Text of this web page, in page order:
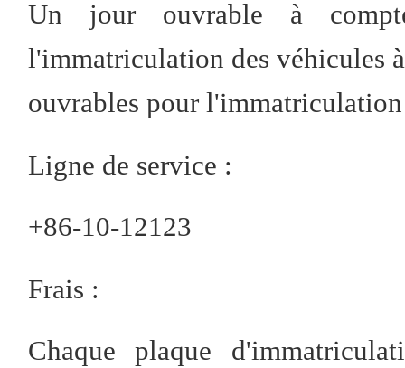
Un jour ouvrable à
l'immatriculation des véhicules
ouvrables pour
Ligne de service :
+86-10-12123
Frais :
Chaque plaque